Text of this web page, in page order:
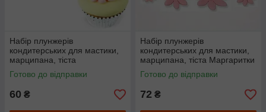
Набір плунжерів
кондитерських для мастики,
марципана, тіста
П"ятилисник
Готово до відправки
60 ₴
Набір плунжерів
кондитерських для мастики,
марципана, тіста Маргаритки
Готово до відправки
72 ₴